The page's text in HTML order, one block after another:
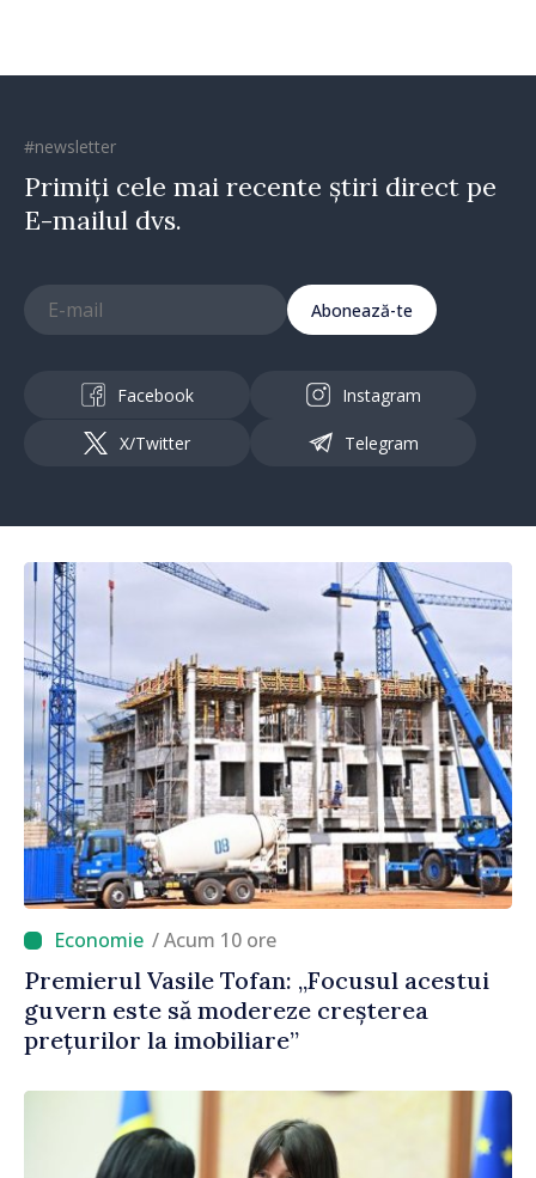
#newsletter
Primiți cele mai recente știri direct pe
E-mailul dvs.
Abonează-te
Facebook Instagram
X/Twitter Telegram
/ Acum 10 ore
Premierul Vasile Tofan: „Focusul acestui
guvern este să modereze creșterea
prețurilor la imobiliare”